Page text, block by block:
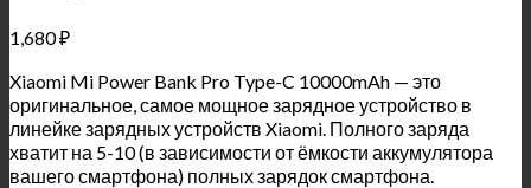
1,680₽
Xiaomi Mi Power Bank Pro Type-C 10000mAh — это
оригинальное, самое мощное зарядное устройство в
линейке зарядных устройств Xiaomi. Полного заряда
хватит на 5-10 (в зависимости от ёмкости аккумулятора
вашего смартфона) полных зарядок смартфона.